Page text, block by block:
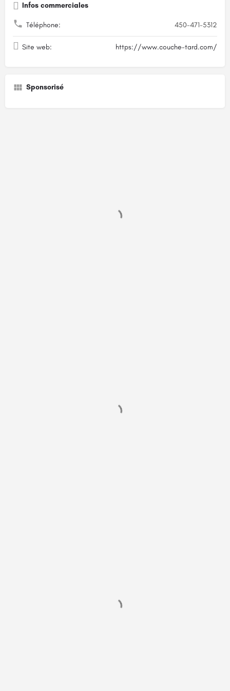
Infos commerciales
Téléphone: 450-471-5312
Site web: https://www.couche-tard.com/
Sponsorisé